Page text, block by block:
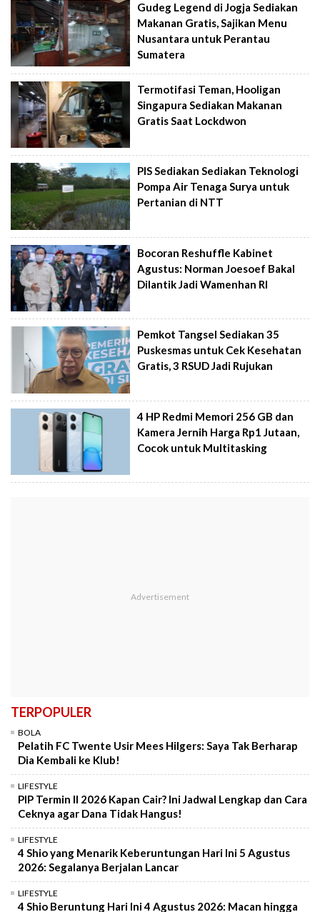
Gudeg Legend di Jogja Sediakan
Makanan Gratis, Sajikan Menu
Nusantara untuk Perantau
Sumatera
Termotifasi Teman, Hooligan
Singapura Sediakan Makanan
Gratis Saat Lockdwon
PIS Sediakan Sediakan Teknologi
Pompa Air Tenaga Surya untuk
Pertanian di NTT
Bocoran Reshuffle Kabinet
Agustus: Norman Joesoef Bakal
Dilantik Jadi Wamenhan RI
Pemkot Tangsel Sediakan 35
Puskesmas untuk Cek Kesehatan
Gratis, 3 RSUD Jadi Rujukan
4 HP Redmi Memori 256 GB dan
Kamera Jernih Harga Rp1 Jutaan,
Cocok untuk Multitasking
TERPOPULER
BOLA
Pelatih FC Twente Usir Mees Hilgers: Saya Tak Berharap
Dia Kembali ke Klub!
LIFESTYLE
PIP Termin II 2026 Kapan Cair? Ini Jadwal Lengkap dan Cara
Ceknya agar Dana Tidak Hangus!
LIFESTYLE
4 Shio yang Menarik Keberuntungan Hari Ini 5 Agustus
2026: Segalanya Berjalan Lancar
LIFESTYLE
4 Shio Beruntung Hari Ini 4 Agustus 2026: Macan hingga